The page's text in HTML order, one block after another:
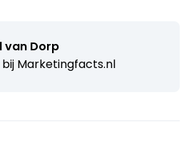
van Dorp
Marketingfacts.nl